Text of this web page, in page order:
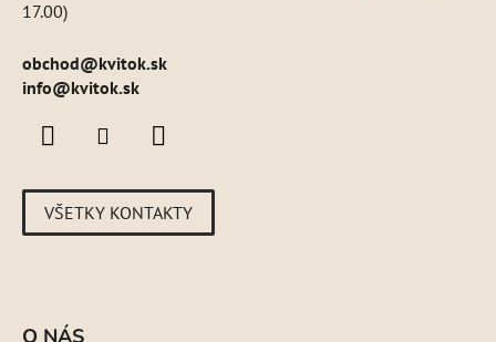
17.00)
obchod@kvitok.sk
info@kvitok.sk
VŠETKY KONTAKTY
O NÁS